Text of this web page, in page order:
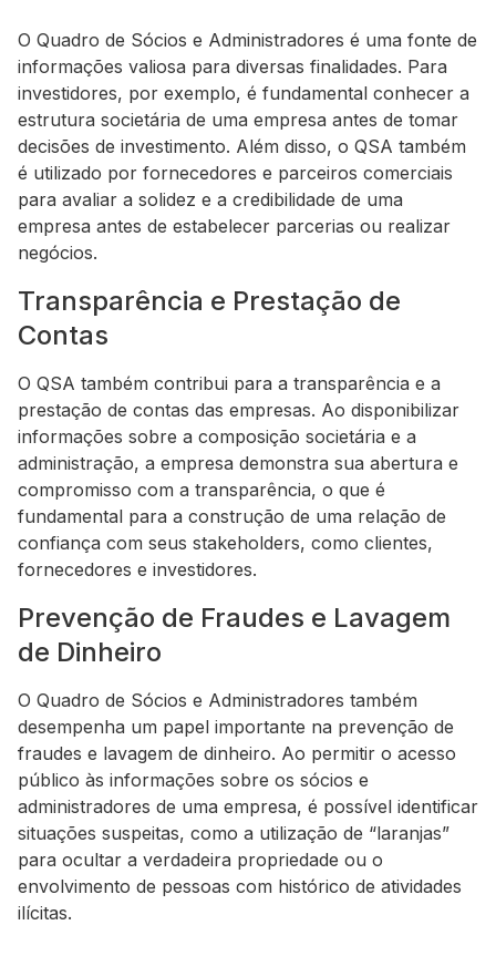
O Quadro de Sócios e Administradores é uma fonte de
informações valiosa para diversas finalidades. Para
investidores, por exemplo, é fundamental conhecer a
estrutura societária de uma empresa antes de tomar
decisões de investimento. Além disso, o QSA também
é utilizado por fornecedores e parceiros comerciais
para avaliar a solidez e a credibilidade de uma
empresa antes de estabelecer parcerias ou realizar
negócios.
Transparência e Prestação de
Contas
O QSA também contribui para a transparência e a
prestação de contas das empresas. Ao disponibilizar
informações sobre a composição societária e a
administração, a empresa demonstra sua abertura e
compromisso com a transparência, o que é
fundamental para a construção de uma relação de
confiança com seus stakeholders, como clientes,
fornecedores e investidores.
Prevenção de Fraudes e Lavagem
de Dinheiro
O Quadro de Sócios e Administradores também
desempenha um papel importante na prevenção de
fraudes e lavagem de dinheiro. Ao permitir o acesso
público às informações sobre os sócios e
administradores de uma empresa, é possível identificar
situações suspeitas, como a utilização de “laranjas”
para ocultar a verdadeira propriedade ou o
envolvimento de pessoas com histórico de atividades
ilícitas.